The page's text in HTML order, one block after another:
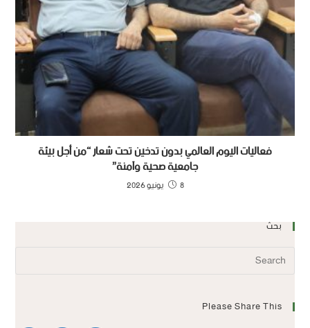
فعاليات اليوم العالمي بدون تدخين تحت شعار “من أجل بيئة
جامعية صحية وآمنة”
8 يونيو 2026
بحث
Please Share This